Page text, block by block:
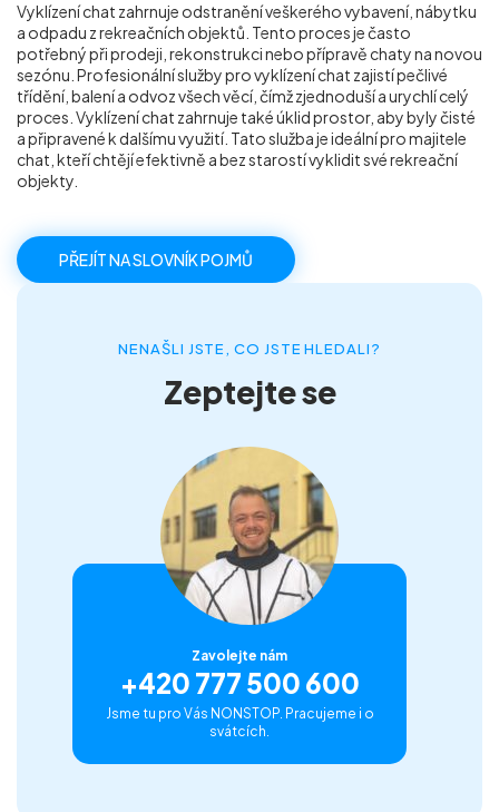
Příprava nemovitostí na prodej
Reference
Kontakt
Vyklízení chat zahrnuje odstranění veškerého vybavení, nábytku
a odpadu z rekreačních objektů. Tento proces je často
potřebný při prodeji, rekonstrukci nebo přípravě chaty na novou
sezónu. Profesionální služby pro vyklízení chat zajistí pečlivé
třídění, balení a odvoz všech věcí, čímž zjednoduší a urychlí celý
proces. Vyklízení chat zahrnuje také úklid prostor, aby byly čisté
a připravené k dalšímu využití. Tato služba je ideální pro majitele
chat, kteří chtějí efektivně a bez starostí vyklidit své rekreační
objekty.
PŘEJÍT NA SLOVNÍK POJMŮ
NENAŠLI JSTE, CO JSTE HLEDALI?
Zeptejte se
Zavolejte nám
+420 777 500 600
Jsme tu pro Vás NONSTOP. Pracujeme i o
svátcích.